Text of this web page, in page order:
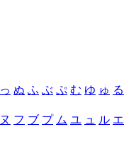
っ ぬ ふ ぶ ぷ む ゆ ゅ る
ヌ フ ブ プ ム ユ ュ ル エ